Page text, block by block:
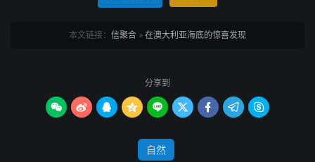
本文链接： 信聚合 » 在澳大利亚海底的惊喜发现
分享到
        
自然